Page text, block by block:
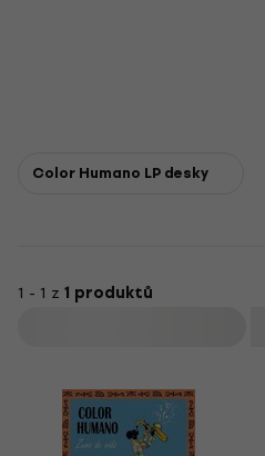
Color Humano LP desky
1 - 1 z 1 produktů